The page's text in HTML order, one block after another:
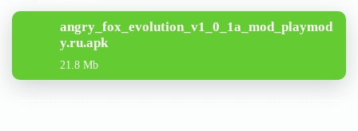
angry_fox_evolution_v1_0_1a_mod_playmod
y.ru.apk
21.8 Mb